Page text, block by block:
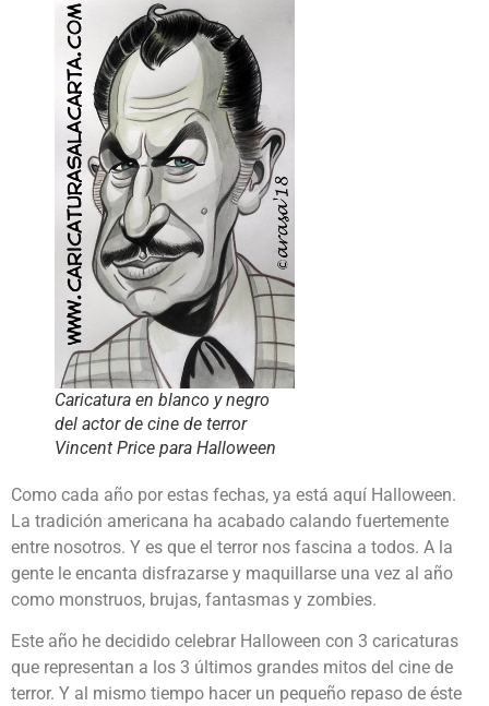
Caricatura en blanco y negro
del actor de cine de terror
Vincent Price para Halloween
Como cada año por estas fechas, ya está aquí Halloween.
La tradición americana ha acabado calando fuertemente
entre nosotros. Y es que el terror nos fascina a todos. A la
gente le encanta disfrazarse y maquillarse una vez al año
como monstruos, brujas, fantasmas y zombies.
Este año he decidido celebrar Halloween con 3 caricaturas
que representan a los 3 últimos grandes mitos del cine de
terror. Y al mismo tiempo hacer un pequeño repaso de éste